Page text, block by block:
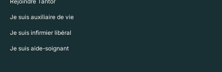
Je suis auxiliaire de vie
Je suis infirmier libéral
Je suis aide-soignant